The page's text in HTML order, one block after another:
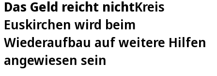
Das Geld reicht nichtKreis
Euskirchen wird beim
Wiederaufbau auf weitere Hilfen
angewiesen sein